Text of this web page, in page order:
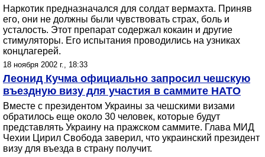
Наркотик предназначался для солдат вермахта. Приняв
его, они не должны были чувствовать страх, боль и
усталость. Этот препарат содержал кокаин и другие
стимуляторы. Его испытания проводились на узниках
концлагерей.
18 ноября 2002 г., 18:33
Леонид Кучма официально запросил чешскую
въездную визу для участия в саммите НАТО
Вместе с президентом Украины за чешскими визами
обратилось еще около 30 человек, которые будут
представлять Украину на пражском саммите. Глава МИД
Чехии Цирил Свобода заверил, что украинский президент
визу для въезда в страну получит.